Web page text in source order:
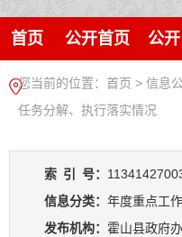
首页 公开首页 公
您当前的位置： 首页 > 信息
任务分解、执行落实情况
索 引 号：
信息分类： 年度重点工
发布机构： 霍山县政府办